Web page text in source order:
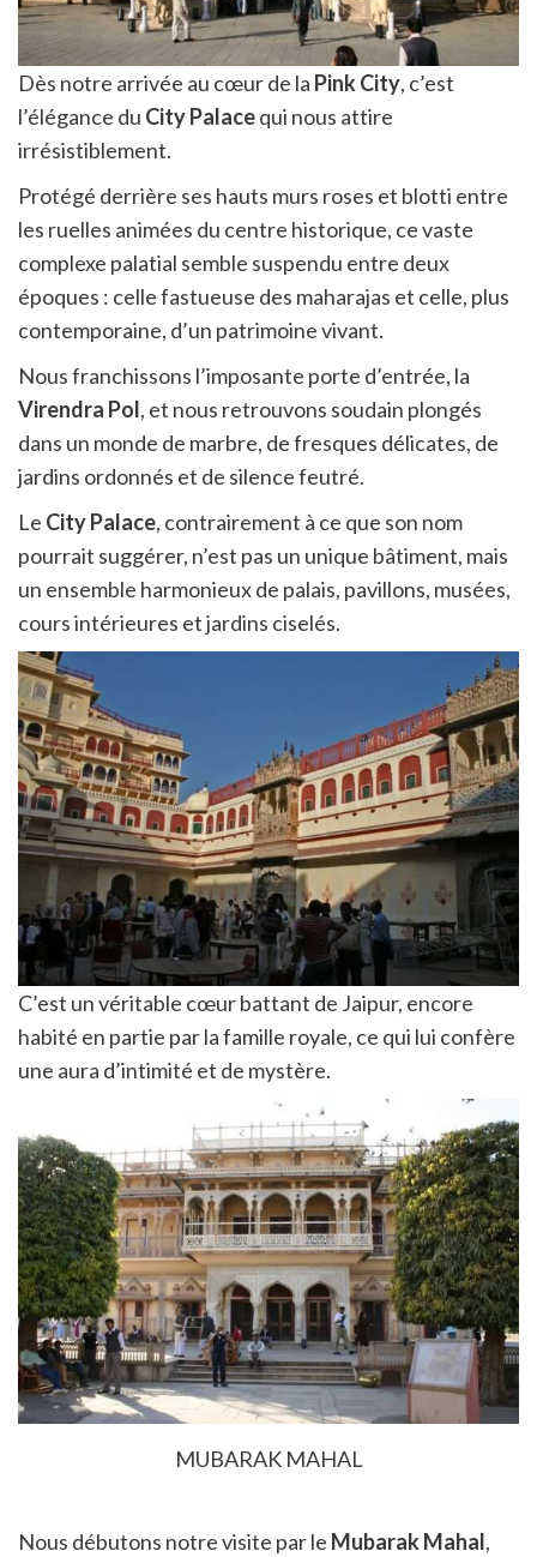
Dès notre arrivée au cœur de la Pink City, c’est
l’élégance du City Palacequi nous attire
irrésistiblement.
Protégé derrière ses hauts murs roses et blotti entre
les ruelles animées du centre historique, ce vaste
complexe palatial semble suspendu entre deux
époques : celle fastueuse des maharajas et celle, plus
contemporaine, d’un patrimoine vivant.
Nous franchissons l’imposante porte d’entrée, la
Virendra Pol, et nous retrouvons soudain plongés
dans un monde de marbre, de fresques délicates, de
jardins ordonnés et de silence feutré.
Le City Palace, contrairement à ce que son nom
pourrait suggérer, n’est pas un unique bâtiment, mais
un ensemble harmonieux de palais, pavillons, musées,
cours intérieures et jardins ciselés.
C’est un véritable cœur battant de Jaipur, encore
habité en partie par la famille royale, ce qui lui confère
une aura d’intimité et de mystère.
MUBARAK MAHAL
Nous débutons notre visite par le Mubarak Mahal,